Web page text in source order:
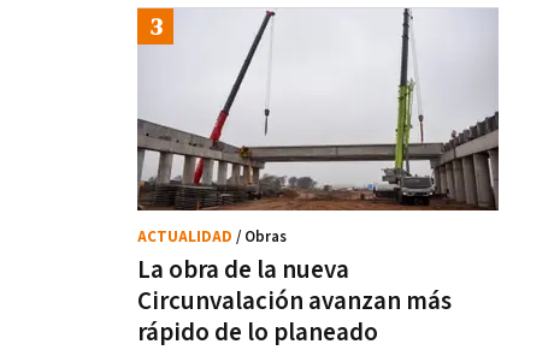
La obra de la nueva
Circunvalación avanzan más
rápido de lo planeado
ACTUALIDAD / Obras